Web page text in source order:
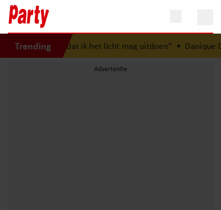
Trending“Fijn dat ik het licht mag uitdoen”• Danique